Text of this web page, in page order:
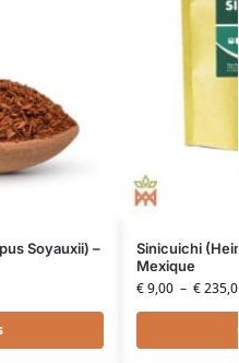
Soyauxii) –
Sinicuichi
Mexique
€9,00 – €